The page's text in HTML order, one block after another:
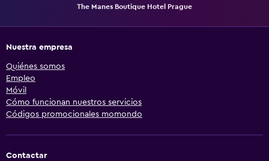
The Manes Boutique Hotel Prague
Nuestra empresa
Quiénes somos
Empleo
Móvil
Cómo funcionan nuestros servicios
Códigos promocionales momondo
Contactar